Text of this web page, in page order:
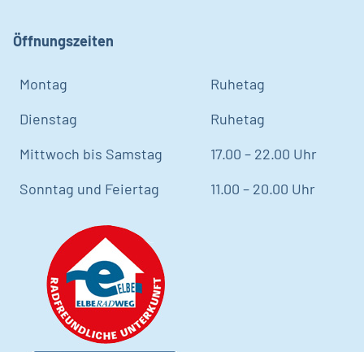
Öffnungszeiten
Montag
Ruhetag
Dienstag
Ruhetag
Mittwoch bis Samstag
17.00 – 22.00 Uhr
Sonntag und Feiertag
11.00 – 20.00 Uhr